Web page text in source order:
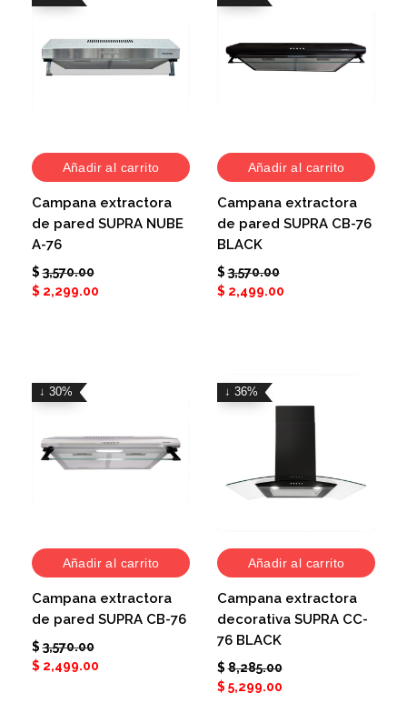
Añadir al carrito
Campana extractora
de pared SUPRA NUBE
A-76
$ 3,570.00
$ 2,299.00
Añadir al carrito
Campana extractora
de pared SUPRA CB-76
BLACK
$ 3,570.00
$ 2,499.00
↓ 30%
Añadir al carrito
Campana extractora
de pared SUPRA CB-76
$ 3,570.00
$ 2,499.00
↓ 36%
Añadir al carrito
Campana extractora
decorativa SUPRA CC-
76 BLACK
$ 8,285.00
$ 5,299.00